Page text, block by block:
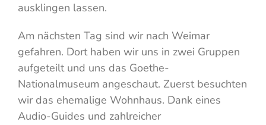
ausklingen lassen.
Am nächsten Tag sind wir nach Weimar
gefahren. Dort haben wir uns in zwei Gruppen
aufgeteilt und uns das Goethe-
Nationalmuseum angeschaut. Zuerst besuchten
wir das ehemalige Wohnhaus. Dank eines
Audio-Guides und zahlreicher